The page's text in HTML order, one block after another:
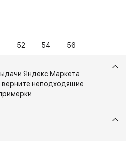
52 54 56
Яндекс Маркета
неподходящие